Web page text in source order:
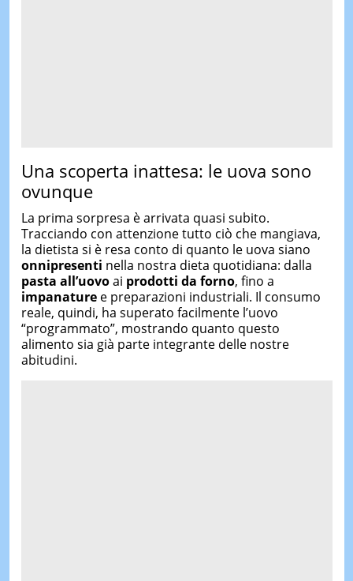
Una scoperta inattesa: le uova sono
ovunque
La prima sorpresa è arrivata quasi subito.
Tracciando con attenzione tutto ciò che mangiava,
la dietista si è resa conto di quanto le uova siano
onnipresenti nella nostra dieta quotidiana: dalla
pasta all’uovoai prodotti da forno, fino a
impanaturee preparazioni industriali. Il consumo
reale, quindi, ha superato facilmente l’uovo
“programmato”, mostrando quanto questo
alimento sia già parte integrante delle nostre
abitudini.